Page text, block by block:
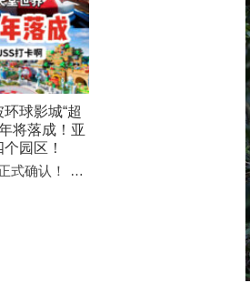
球影城“超
将落成！亚
园区！
式确认！ …